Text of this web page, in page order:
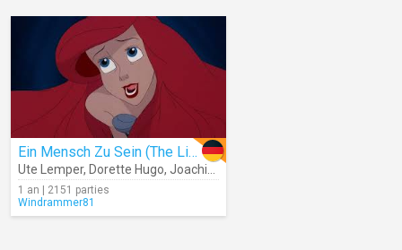
Ein Mensch Zu Sein (The Little Mermaid)
Ute Lemper, Dorette Hugo, Joachim Kemmer
1 an | 2151 parties
Windrammer81